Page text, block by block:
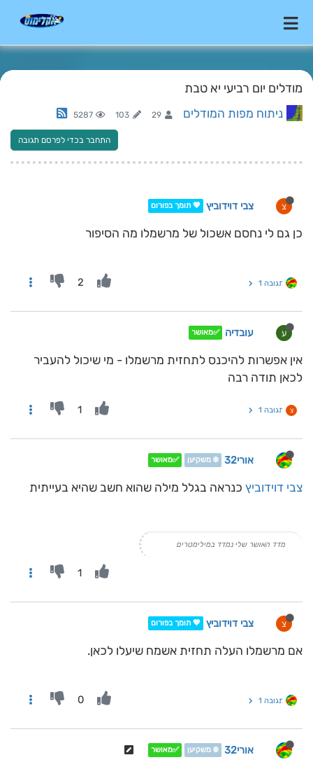
מודלים יום רביעי יא טבת
ניתוח מפות המודלים 29
103
5287
התחבר בכדי לפרסם תגובה
צ צבי דוידוביץ 💖 תומך בפורום
כן גם לי נחסם אשכול של מרשמלו מה הסיפור
תגובה 1 2
ע עובדיה ✅מאושר
אין אפשרות להיכנס לתחזית מרשמלו - מי שיכול להעביר
לכאן תודה רבה
צ תגובה 1 1
אורי32 ❄️ משקיען ✅מאושר
צבי דוידוביץ כנראה בגלל מילה שהוא חשב שהיא בעייתית
מדד האושר שלי נמדד במילימטרים
1
צ צבי דוידוביץ 💖 תומך בפורום
אם מרשמלו העלה תחזית אשמח שיעלו לכאן.
תגובה 1 0
אורי32 ❄️ משקיען ✅מאושר